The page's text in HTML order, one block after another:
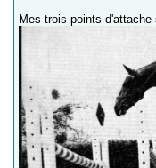
Mes trois points